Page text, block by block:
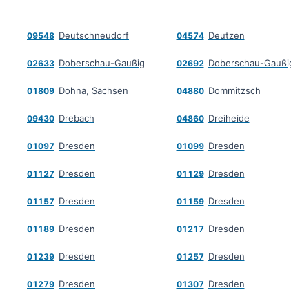
09548 Deutschneudorf 04574 Deutzen
02633 Doberschau-Gaußig 02692 Doberschau-
01809 Dohna, Sachsen 04880 Dommitzsch
09430 Drebach 04860 Dreiheide
01097 Dresden 01099 Dresden
01127 Dresden 01129 Dresden
01157 Dresden 01159 Dresden
01189 Dresden 01217 Dresden
01239 Dresden 01257 Dresden
01279 Dresden 01307 Dresden